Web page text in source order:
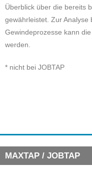
Überblick über die bereits
gewährleistet. Zur Analyse
Gewindeprozesse kann
werden.
* nicht bei JOBTAP
MAXTAP / JOBTAP